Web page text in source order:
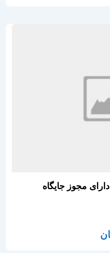
مجوز جایگاه